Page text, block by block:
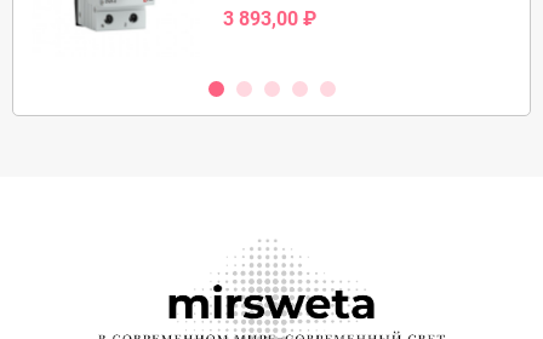
3 893,00 ₽